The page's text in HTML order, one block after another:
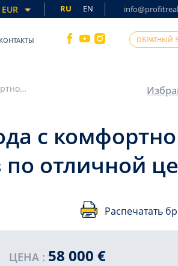
EUR RU EN
КОНТАКТЫ ОБРАТНЫЙ
Квартира 1+1, 50м², в новостройке 2026 года с комфортной инфраструктурой в Анталии, район Кепез по отличной цене
с
отличной
Распечатать
ЦЕНА : 58 000 €